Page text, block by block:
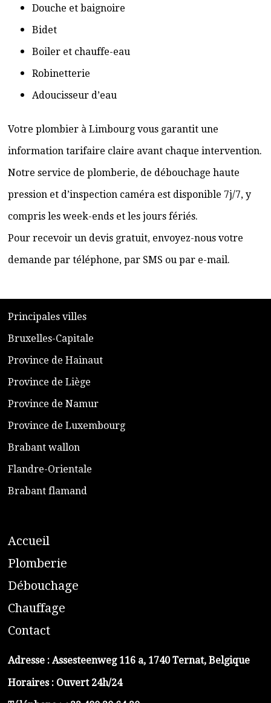
Douche et baignoire
Bidet
Boiler et chauffe-eau
Robinetterie
Adoucisseur d’eau
Votre plombier à Limbourg vous garantit une
information tarifaire claire avant chaque intervention.
Notre service de plomberie, de débouchage haute
pression et d’inspection caméra est disponible 7j/7, y
compris les week-ends et les jours fériés.
Pour recevoir un devis gratuit, envoyez-nous votre
demande par téléphone, par SMS ou par e-mail.
​Principales villes
​Bruxelles-Capitale
​Province de Hainaut
Province de Liège
​Province de Namur
​Province de Luxembourg
​Brabant wallon
​Flandre-Orientale
​Brabant flamand
Accueil
​Plomberie
Débouchage
Chauffage
Contact
Adresse : Assesteenweg 116 a, 1740 Ternat, Belgique
Horaires : Ouvert 24h/24